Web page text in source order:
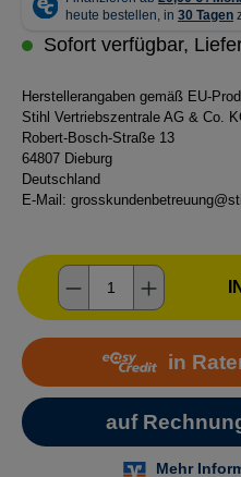
Sofort verfügbar,
Herstellerangaben gemäß EU-
Stihl Vertriebszentrale AG & Co.
Robert-Bosch-Straße 13
64807 Dieburg
Deutschland
E-Mail:
Produkt Anzahl: